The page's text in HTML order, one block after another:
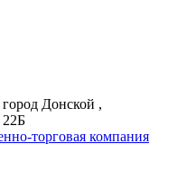
город Донской ,
22Б
торговая компания